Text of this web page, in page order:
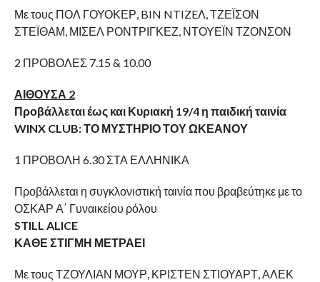
Με τους ΠΟΛ ΓΟΥΟΚΕΡ, BIN NTIZEΛ, ΤΖΕΪΣΟΝ
ΣΤΕΪΘΑΜ, ΜΙΣΕΛ ΡΟΝΤΡΙΓΚΕΖ, ΝΤΟΥΕΪΝ ΤΖΟΝΣΟΝ
2 ΠΡΟΒΟΛΕΣ 7.15 & 10.00
ΑΙΘΟΥΣΑ 2
Προβάλλεται έως και Κυριακή 19/4 η παιδική ταινία
WINX CLUB: ΤΟ ΜΥΣΤΗΡΙΟ ΤΟΥ ΩΚΕΑΝΟΥ
1 ΠΡΟΒΟΛΗ 6.30 ΣΤΑ ΕΛΛΗΝΙΚΑ
Προβάλλεται η συγκλονιστική ταινία που βραβεύτηκε με το
ΟΣΚΑΡ Α΄ Γυναικείου ρόλου
STILL ALICE
ΚΑΘΕ ΣΤΙΓΜΗ ΜΕΤΡΑΕΙ
Με τους ΤΖΟΥΛΙΑΝ ΜΟΥΡ, ΚΡΙΣΤΕΝ ΣΤΙΟΥΑΡΤ, ΑΛΕΚ